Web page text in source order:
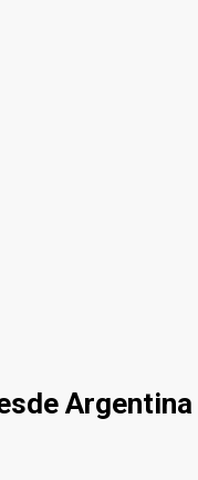
Argentina